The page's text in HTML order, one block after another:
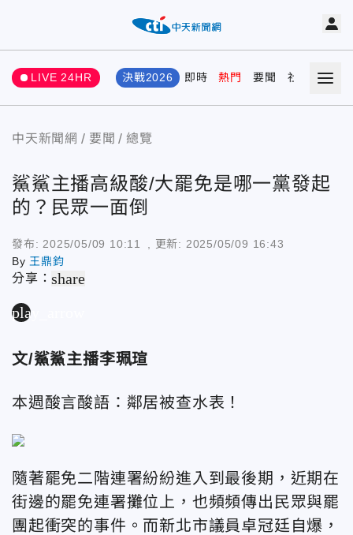
LIVE 24HR 決戰2026 即時 熱門 要聞 社會 娛樂
中天新聞網 要聞 總覽
鯊鯊主播高級酸/大罷免是哪一黨發起
的？民眾一面倒
發布: 2025/05/09 10:11 , 更新: 2025/05/09 16:43
By 王鼎鈞
分享：share
play_arrow
文/鯊鯊主播李珮瑄
本週酸言酸語：鄰居被查水表！
隨著罷免二階連署紛紛進入到最後期，近期在
街邊的罷免連署攤位上，也頻頻傳出民眾與罷
團起衝突的事件。而新北市議員卓冠廷自爆，